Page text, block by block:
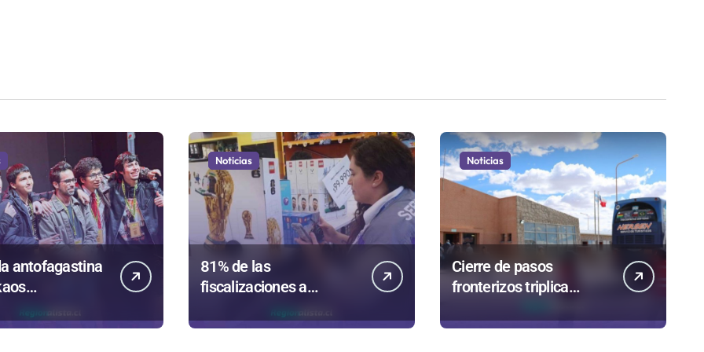
antofagastina
a la región
Noticias
81% de las
fiscalizaciones a
Antofagasta termina en
Noticias
Cierre de pasos
fronterizos triplica
importar carnes por